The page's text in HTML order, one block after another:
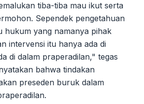
tiba-tiba mau ikut serta
Sependek pengetahuan
hukum yang namanya pihak
intervensi itu hanya ada di
di dalam praperadilan," tegas
bahwa tindakan
preseden buruk dalam